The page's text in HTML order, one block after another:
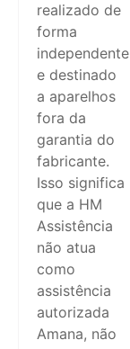
realizado de
forma
independente
e destinado
a aparelhos
fora da
garantia do
fabricante.
Isso significa
que a HM
Assistência
não atua
como
assistência
autorizada
Amana, não